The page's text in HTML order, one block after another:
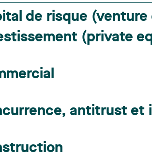
de risque
(private
antitrust et